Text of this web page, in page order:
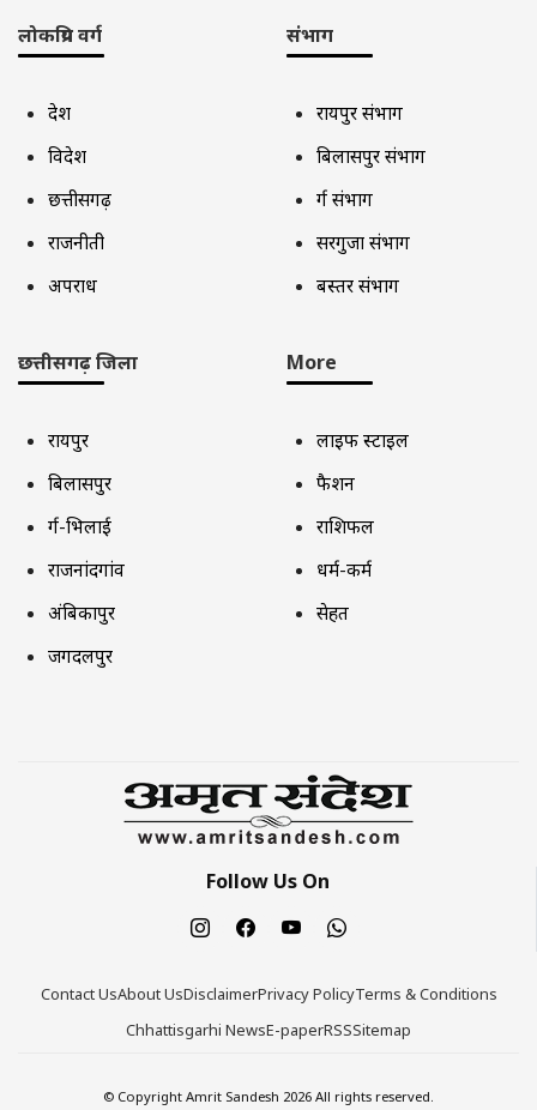
लोकप्रिय वर्ग
देश
विदेश
छत्तीसगढ़
राजनीती
अपराध
संभाग
रायपुर संभाग
बिलासपुर संभाग
दुर्ग संभाग
सरगुजा संभाग
बस्तर संभाग
छत्तीसगढ़ जिला
रायपुर
बिलासपुर
दुर्ग-भिलाई
राजनांदगांव
अंबिकापुर
जगदलपुर
More
लाइफ स्टाइल
फैशन
राशिफल
धर्म-कर्म
सेहत
Follow Us On
Contact UsAbout UsDisclaimerPrivacy PolicyTerms & Conditions
Chhattisgarhi NewsE-paperRSSSitemap
© Copyright Amrit Sandesh 2026 All rights reserved.